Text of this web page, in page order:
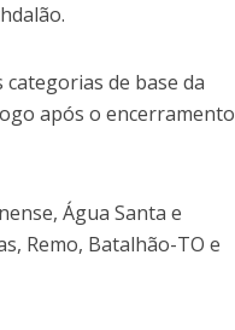
de base da
após o encerramento
Água Santa e
Remo, Batalhão-TO e